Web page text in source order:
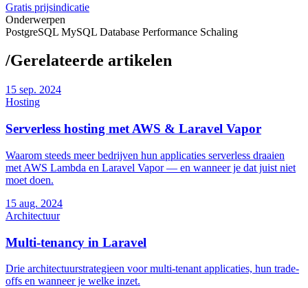
Gratis prijsindicatie
Onderwerpen
PostgreSQL MySQL Database Performance Schaling
/Gerelateerde artikelen
15 sep. 2024
Hosting
Serverless hosting met AWS & Laravel Vapor
Waarom steeds meer bedrijven hun applicaties serverless draaien
met AWS Lambda en Laravel Vapor — en wanneer je dat juist niet
moet doen.
15 aug. 2024
Architectuur
Multi-tenancy in Laravel
Drie architectuurstrategieen voor multi-tenant applicaties, hun trade-
offs en wanneer je welke inzet.